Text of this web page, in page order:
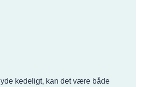
kedeligt, kan det være både